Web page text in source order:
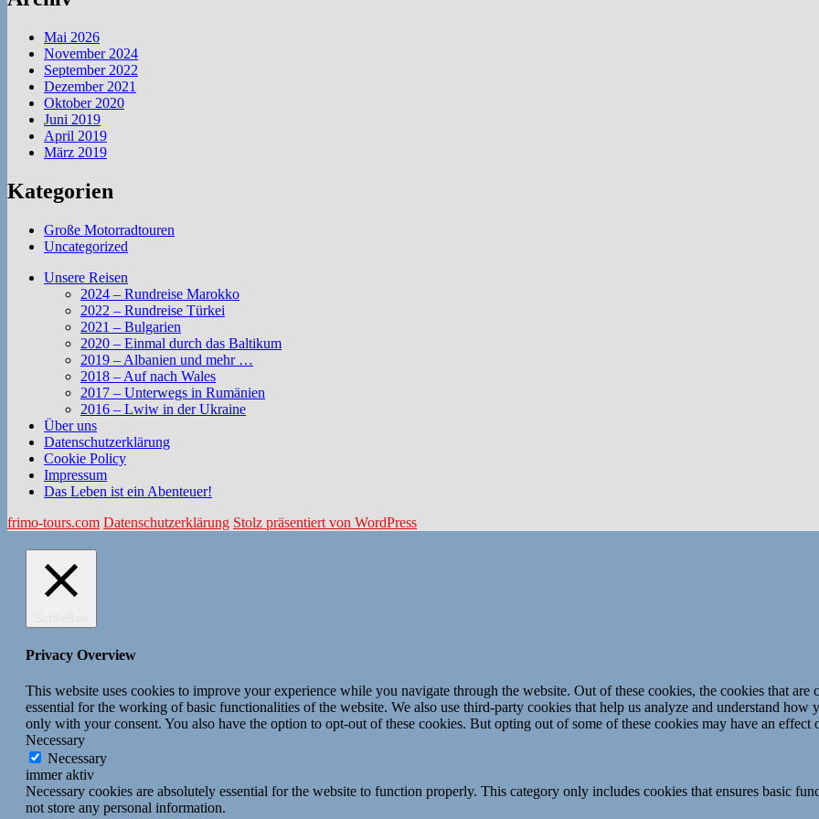
Mai 2026
November 2024
September 2022
Dezember 2021
Oktober 2020
Juni 2019
April 2019
März 2019
Kategorien
Große Motorradtouren
Uncategorized
Unsere Reisen
2024 – Rundreise Marokko
2022 – Rundreise Türkei
2021 – Bulgarien
2020 – Einmal durch das Baltikum
2019 – Albanien und mehr …
2018 – Auf nach Wales
2017 – Unterwegs in Rumänien
2016 – Lwiw in der Ukraine
Über uns
Datenschutzerklärung
Cookie Policy
Impressum
Das Leben ist ein Abenteuer!
frimo-tours.com Datenschutzerklärung Stolz präsentiert von WordPress
Privacy Overview
This website uses cookies to improve your experience while you navigate through the website. Out of these cookies, the cookies that are
essential for the working of basic functionalities of the website. We also use third-party cookies that help us analyze and understand
only with your consent. You also have the option to opt-out of these cookies. But opting out of some of these cookies may have an effect
Necessary
Necessary
immer aktiv
Necessary cookies are absolutely essential for the website to function properly. This category only includes cookies that ensures basic
not store any personal information.